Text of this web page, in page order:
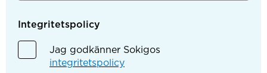
Integritetspolicy
Jag godkänner Sokigos
integritetspolicy